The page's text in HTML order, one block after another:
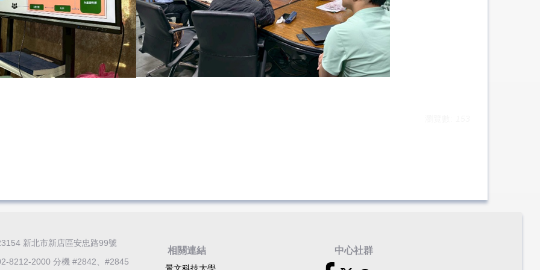
新北市新店區安忠路99號
8212-2000 分機 #2842、 #2845
相關連結 中心社群